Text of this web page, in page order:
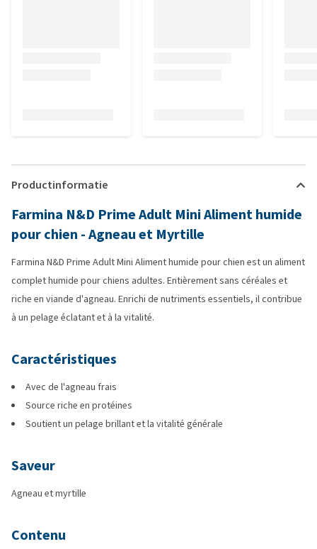
Productinformatie
Farmina N&D Prime Adult Mini Aliment humide
pour chien - Agneau et Myrtille
Farmina N&D Prime Adult Mini Aliment humide pour chien est un aliment
complet humide pour chiens adultes. Entièrement sans céréales et
riche en viande d'agneau. Enrichi de nutriments essentiels, il contribue
à un pelage éclatant et à la vitalité.
Caractéristiques
Avec de l'agneau frais
Source riche en protéines
Soutient un pelage brillant et la vitalité générale
Saveur
Agneau et myrtille
Contenu